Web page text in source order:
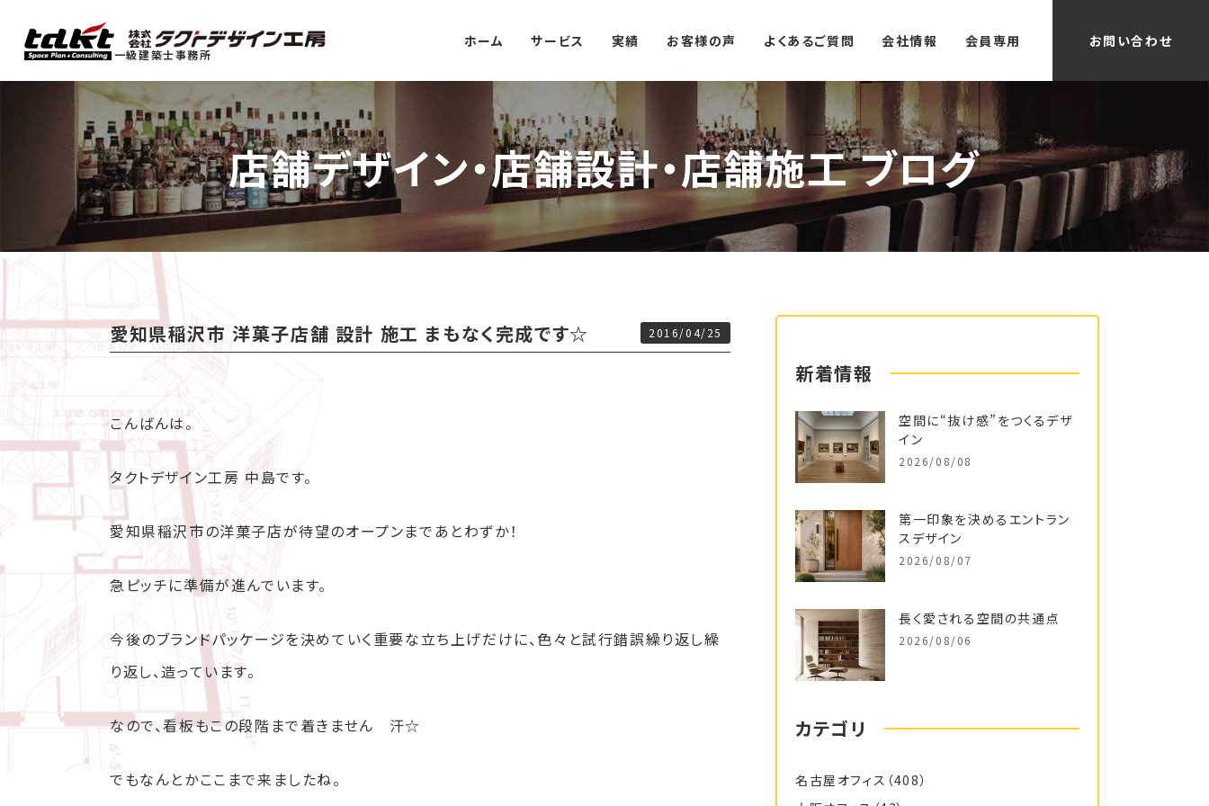
一級建築士事務所
ホーム サービス 実績 お客様の声 よくあるご質問 会社情報 会員専用 お問い合わせ
店舗デザイン・店舗設計・店舗施工 ブログ
愛知県稲沢市 洋菓子店舗 設計 施工 まもなく完成です☆ 2016/04/25
こんばんは。
タクトデザイン工房 中島です。
愛知県稲沢市の洋菓子店が待望のオープンまであとわずか！
急ピッチに準備が進んでいます。
今後のブランドパッケージを決めていく重要な立ち上げだけに、色々と試行錯誤繰り返し繰
り返し、造っています。
なので、看板もこの段階まで着きません 汗☆
でもなんとかここまで来ましたね。
新着情報
空間に“抜け感”をつくるデザ
イン
2026/08/08
第一印象を決めるエントラン
スデザイン
2026/08/07
長く愛される空間の共通点
2026/08/06
カテゴリ
名古屋オフィス （408）